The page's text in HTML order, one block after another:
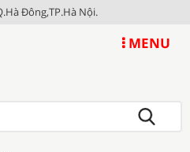
Đông,TP.Hà Nội.
MENU